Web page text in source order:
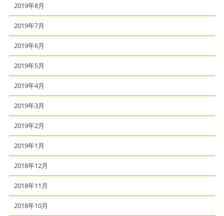
2019年8月
2019年7月
2019年6月
2019年5月
2019年4月
2019年3月
2019年2月
2019年1月
2018年12月
2018年11月
2018年10月